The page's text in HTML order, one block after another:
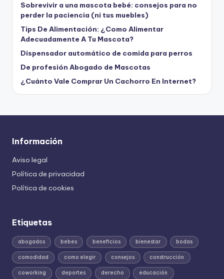
Sobrevivir a una mascota bebé: consejos para no
perder la paciencia (ni tus muebles)
Tips De Alimentación: ¿Como Alimentar
Adecuadamente A Tu Mascota?
Dispensador automático de comida para perros
De profesión Abogado de Mascotas
¿Cuánto Vale Comprar Un Cachorro En Internet?
Información
Aviso legal
Política de privacidad
Política de cookies
Etiquetas
abogados bebes beneficios bienestar bodas
comodidad como elegir consejos construcción
coworking deportes derecho educación